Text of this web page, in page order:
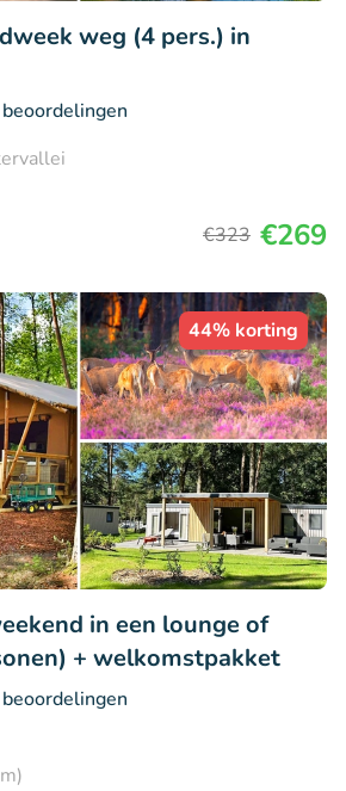
weg (4 pers.) in
€323 €269
44% korting
in een lounge of
+ welkomstpakket